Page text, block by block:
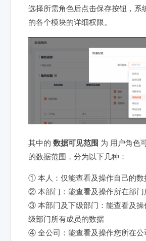
选择所需角色后点击保存按钮，系
的各个模块的详细权限。
其中的 数据可见范围 为 用户角色
的数据范围，分为以下几种：
① 本人：仅能查看及操作自己的数
② 本部门：能查看及操作所在部门
③ 本部门及下级部门：能查看及操
级部门所有成员的数据
④ 全公司：能查看及操作您所在公